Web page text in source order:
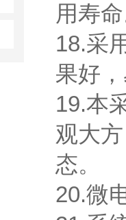
用寿命
18.采
果好
19.本采
观大方
态。
20.微电